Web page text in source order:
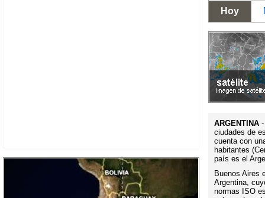
Hoy
ARGENTINA
ciudades de
cuenta con
habitantes
país es el
Buenos Aires
Argentina,
normas ISO